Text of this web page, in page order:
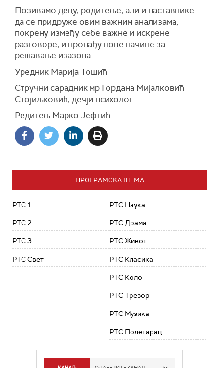
Позивамо децу, родитеље, али и наставнике
да се придруже овим важним анализама,
покрену између себе важне и искрене
разговоре, и пронађу нове начине за
решавање изазова.
Уредник Марија Тошић
Стручни сарадник мр Гордана Мијалковић
Стојиљковић, дечји психолог
Редитељ Марко Јефтић
ПРОГРАМСКА ШЕМА
РТС 1
РТС 2
РТС 3
РТС Свет
РТС Наука
РТС Драма
РТС Живот
РТС Класика
РТС Коло
РТС Трезор
РТС Музика
РТС Полетарац